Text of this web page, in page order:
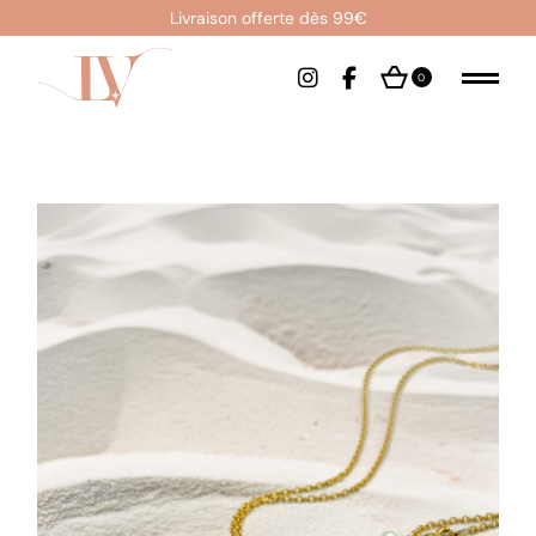
Livraison offerte dès 99€
0